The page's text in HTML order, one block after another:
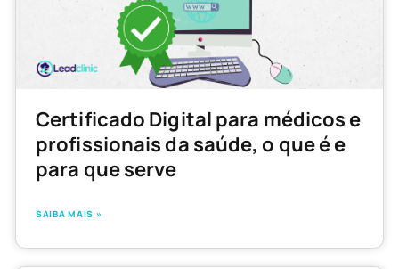
Certificado Digital para médicos e
profissionais da saúde, o que é e
para que serve
SAIBA MAIS »